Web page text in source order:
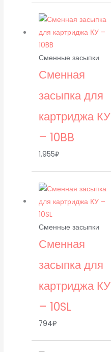
Сменные засыпки
Сменная
засыпка для
картриджа КУ
– 10BB
1,955₽
Сменные засыпки
Сменная
засыпка для
картриджа КУ
– 10SL
794₽